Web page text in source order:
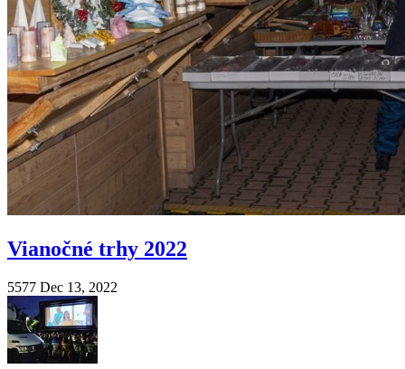
Vianočné trhy 2022
5577 Dec 13, 2022